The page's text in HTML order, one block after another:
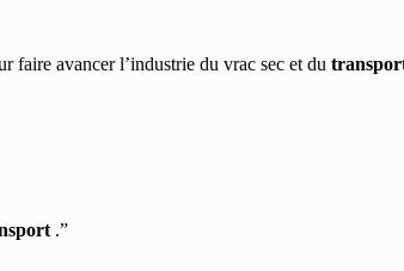
faire avancer l’industrie du vrac sec et du
.”